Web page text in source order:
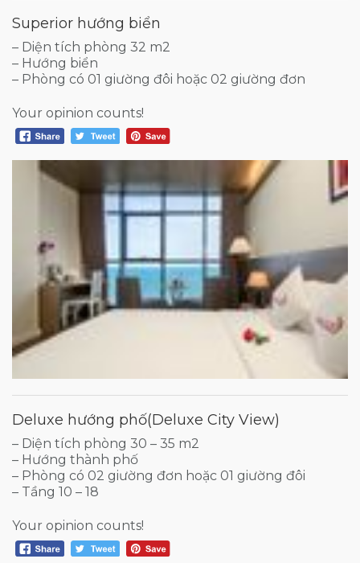
Superior hướng biển
– Diện tích phòng 32 m2
– Hướng biển
– Phòng có 01 giường đôi hoặc 02 giường đơn
Your opinion counts!
Deluxe hướng phố(Deluxe City View)
– Diện tích phòng 30 – 35 m2
– Hướng thành phố
– Phòng có 02 giường đơn hoặc 01 giường đôi
– Tầng 10 – 18
Your opinion counts!